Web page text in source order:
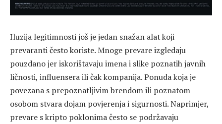
Iluzija legitimnosti još je jedan snažan alat koji
prevaranti često koriste. Mnoge prevare izgledaju
pouzdano jer iskorištavaju imena i slike poznatih javnih
ličnosti, influensera ili čak kompanija. Ponuda koja je
povezana s prepoznatljivim brendom ili poznatom
osobom stvara dojam povjerenja i sigurnosti. Naprimjer,
prevare s kripto poklonima često se podržavaju